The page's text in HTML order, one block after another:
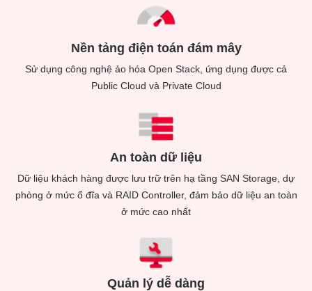
Nền tảng điện toán đám mây
Sử dụng công nghệ ảo hóa Open Stack, ứng dụng được cả
Public Cloud và Private Cloud
An toàn dữ liệu
Dữ liệu khách hàng được lưu trữ trên hạ tầng SAN Storage, dự
phòng ở mức ổ đĩa và RAID Controller, đảm bảo dữ liệu an toàn
ở mức cao nhất
Quản lý dễ dàng